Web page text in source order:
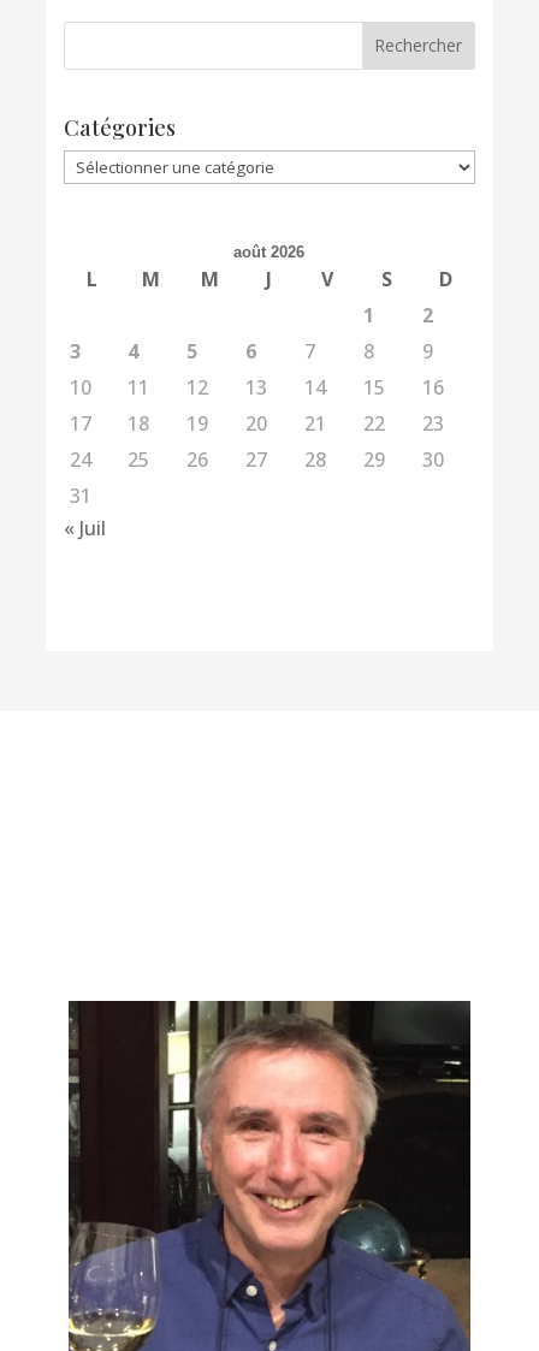
Catégories
Catégories
août 2026
L M M J V S
D
1
2
3
4 5 6 7 8
9
10
11 12 13 14 15
16
17
18 19 20 21 22
23
24
25 26 27 28 29
30
31
« Juil